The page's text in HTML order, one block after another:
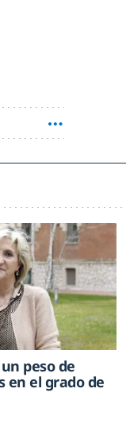
peso de
en el grado de